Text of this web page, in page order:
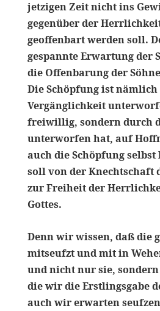
jetzigen Zeit nicht ins
gegenüber der
geoffenbart werden soll.
gespannte Erwartung der
die Offenbarung der
Die Schöpfung ist nämlich
Vergänglichkeit
freiwillig, sondern durch
unterworfen hat, auf
auch die Schöpfung
soll von der Knechtschaft
zur Freiheit der
Gottes.
Denn wir wissen, daß die
mitseufzt und mit in
und nicht nur sie,
die wir die Erstlingsgabe
auch wir erwarten